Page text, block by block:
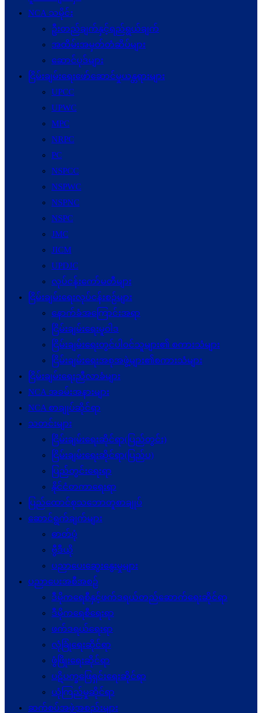
NCA သမိုင်း
ဦးတည်ချက်နှင့်ရည်ရွယ်ချက်
အထိမ်းအမှတ်တံဆိပ်များ
ဆောင်ပုဒ်များ
ငြိမ်းချမ်းရေးဖော်‌ဆောင်မှုယန္တရားများ
UPCC
UPWC
MPC
NRPC
PC
NSPCC
NSPWC
NSPNC
NSPC
JMC
JICM
UPDJC
လုပ်ငန်းကော်မတီများ
ငြိမ်းချမ်းရေးလုပ်ငန်းစဉ်များ
နောက်ခံအကြောင်းအရာ
ငြိမ်းချမ်းရေးမူဝါဒ
ငြိမ်းချမ်းရေးတွင်ပါဝင်သူများ၏ စကားသံများ
ငြိမ်းချမ်းရေးအစုအဖွဲ့များ၏စကားသံများ
ငြိမ်းချမ်းရေးညီလာခံများ
NCA အခမ်းအနားများ
NCA စာချုပ်ဆိုင်ရာ
သတင်းများ
ငြိမ်းချမ်းရေးဆိုင်ရာ(ပြည်တွင်း)
ငြိမ်းချမ်းရေးဆိုင်ရာ(ပြည်ပ)
ပြည်တွင်းရေးရာ
နိုင်ငံတကာရေးရာ
ပြည်ထောင်စုသဘောတူစာချုပ်
ဆောင်ရွက်ချက်များ
ဓာတ်ပုံ
ဗွီဒီယို
ပညာပေးဆွေးနွေးမှုများ
ပညာပေးအစီအစဉ်
ဒီမိုကရေစီနှင့်ဖက်ဒရယ်တည်ဆောက်ရေးဆိုင်ရာ
ဒီမိုကရေစီရေးရာ
ဖက်ဒရယ်ရေးရာ
လုံခြုံရေးဆိုင်ရာ
ဖွံဖြိုးရေးဆိုင်ရာ
ပဋိပက္ခ‌ဖြေရှင်းရေးဆိုင်ရာ
ယုံကြည်မှုဆိုင်ရာ
ဆက်စပ်အဖွဲ့အစည်းများ